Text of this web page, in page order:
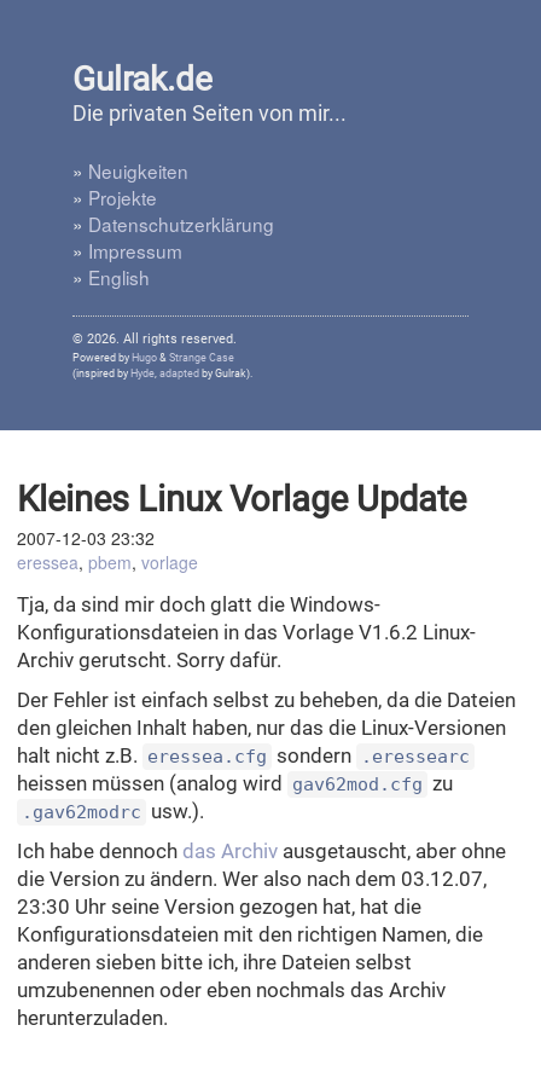
Gulrak.de
Die privaten Seiten von mir...
» Neuigkeiten
» Projekte
» Datenschutzerklärung
» Impressum
» English
© 2026. All rights reserved.
Powered byHugo&Strange Case
(inspired byHyde,adaptedby Gulrak).
Kleines Linux Vorlage Update
2007-12-03 23:32
eressea, pbem, vorlage
Tja, da sind mir doch glatt die Windows-
Konfigurationsdateien in das Vorlage V1.6.2 Linux-
Archiv gerutscht. Sorry dafür.
Der Fehler ist einfach selbst zu beheben, da die Dateien
den gleichen Inhalt haben, nur das die Linux-Versionen
halt nicht z.B. eressea.cfg sondern .eressearc
heissen müssen (analog wird gav62mod.cfg zu
.gav62modrc usw.).
Ich habe dennoch das Archiv ausgetauscht, aber ohne
die Version zu ändern. Wer also nach dem 03.12.07,
23:30 Uhr seine Version gezogen hat, hat die
Konfigurationsdateien mit den richtigen Namen, die
anderen sieben bitte ich, ihre Dateien selbst
umzubenennen oder eben nochmals das Archiv
herunterzuladen.